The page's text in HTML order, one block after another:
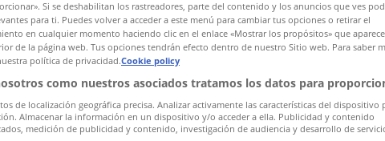
Si se deshabilitan los rastreadores, parte del contenido y los anuncios que ves
para ti. Puedes volver a acceder a este menú para cambiar tus opciones o retirar el
en cualquier momento haciendo clic en el enlace «Mostrar los propósitos» que
de la página web. Tus opciones tendrán efecto dentro de nuestro Sitio web. Para saber
política de privacidad.Cookie policy
como nuestros asociados tratamos los datos para
de localización geográfica precisa. Analizar activamente las características del dispositivo
Almacenar la información en un dispositivo y/o acceder a ella. Publicidad y contenido
medición de publicidad y contenido, investigación de audiencia y desarrollo de